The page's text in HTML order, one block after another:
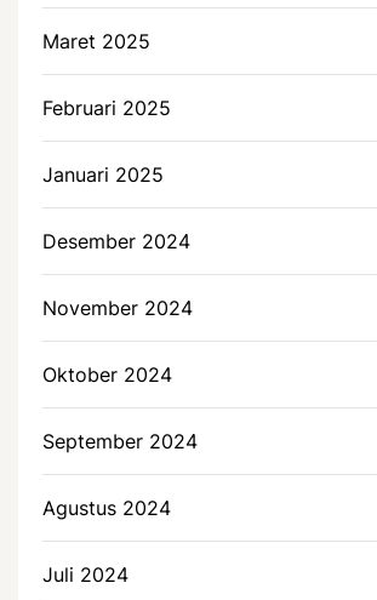
Maret 2025
Februari 2025
Januari 2025
Desember 2024
November 2024
Oktober 2024
September 2024
Agustus 2024
Juli 2024